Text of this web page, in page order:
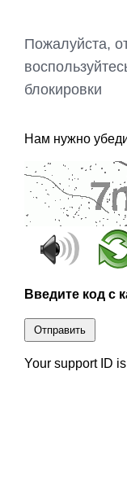
Пожалуйста,
блокировки
Нам нужно
Введите код с
Отправить
Your support ID